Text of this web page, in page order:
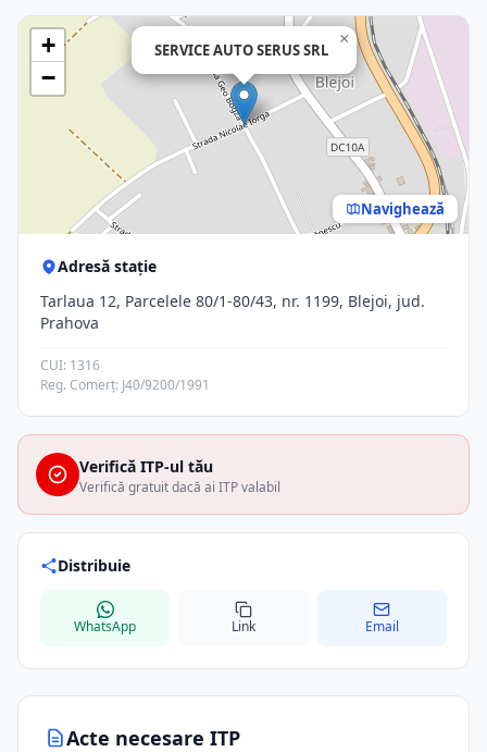
Acte necesare ITP
SERVICE AUTO SERUS SRL
×
+
−
Navighează
Adresă stație
Tarlaua 12, Parcelele 80/1-80/43, nr. 1199, Blejoi, jud.
Prahova
CUI: 1316
Reg. Comerț: J40/9200/1991
Verifică ITP-ul tău
Verifică gratuit dacă ai ITP valabil
Distribuie
WhatsApp Link Email